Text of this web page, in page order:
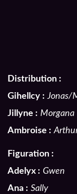
Distribution :
Gihellcy : Jonas/
Jillyne : Morgana
Ambroise :
Figuration :
Adelyx : Gwen
Ana : Sally